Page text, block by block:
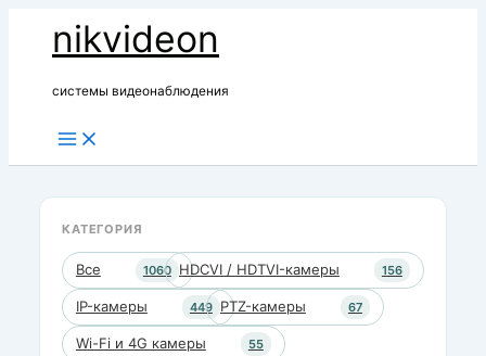
nikvideon
системы видеонаблюдения
КАТЕГОРИЯ
Все 1060 HDCVI / HDTVI-камеры 156
IP-камеры 449 PTZ-камеры 67
Wi-Fi и 4G камеры 55